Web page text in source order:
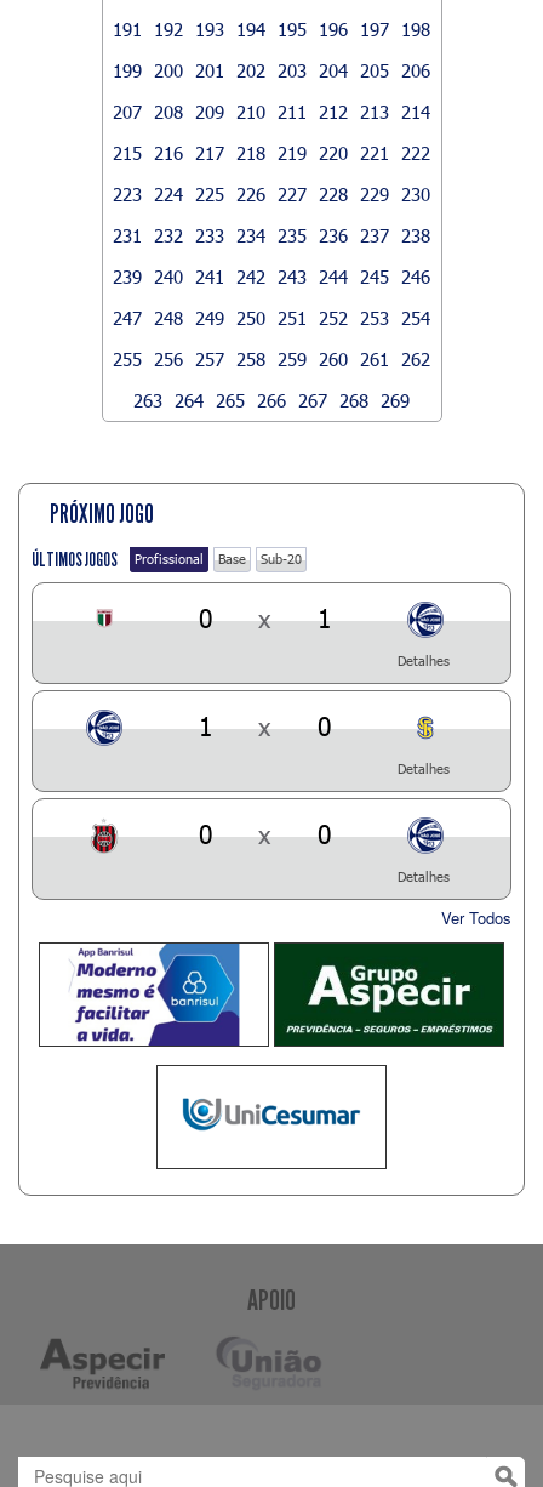
191
192 193 194 195 196 197
198
199
200 201 202 203 204 205
206
207
208 209 210 211 212 213
214
215
216 217 218 219 220 221
222
223
224 225 226 227 228 229
230
231
232 233 234 235 236 237
238
239
240 241 242 243 244 245
246
247
248 249 250 251 252 253
254
255
256 257 258 259 260 261
262
263
264 265 266 267 268 269
PRÓXIMO JOGO
ÚLTIMOS JOGOS Profissional Base Sub-20
0 x 1
Detalhes
1 x 0
Detalhes
0 x 0
Detalhes
Ver Todos
APOIO